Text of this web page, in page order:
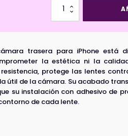
Protector
Cámara
Trasera
Iphone
Plus
cantidad
trasera para iPhone está
la estética ni la
protege las lentes
útil de la cámara. Su acabado
su instalación con adhesivo de
de cada lente.